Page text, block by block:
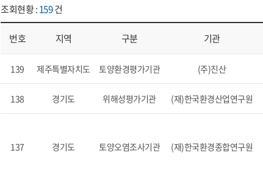
조회현황 :159건
번호 지역 구분 기관
139 제주특별자치도 토양환경평가기관 (주)진산
138 경기도 위해성평가기관 (재)한국환경산업연구원
137 경기도 토양오염조사기관 (재)한국환경종합연구원